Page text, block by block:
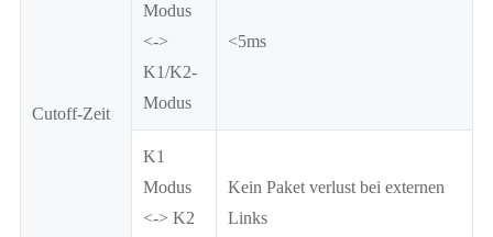
Cutoff-Zeit
Modus
<->
K1/K2-
Modus
<5ms
K1
Modus
<-> K2
Kein Paket verlust bei externen
Links